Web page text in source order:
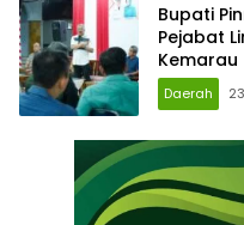
Bupati
Pejabat
Kemarau
Daerah